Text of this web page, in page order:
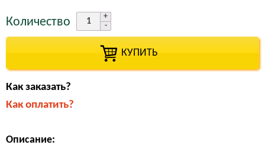
Количество
КУПИТЬ
Как заказать?
Как оплатить?
Описание: